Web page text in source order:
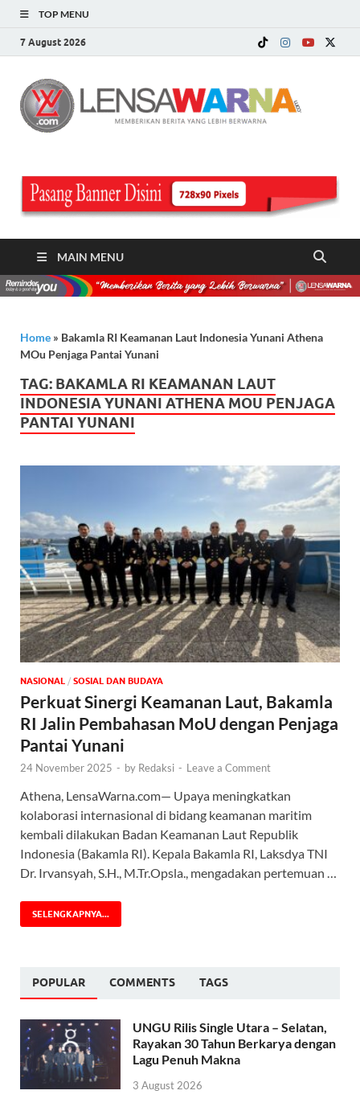
TOP MENU
7 August 2026
MAIN MENU
Home » Bakamla RI Keamanan Laut Indonesia Yunani Athena
MOu Penjaga Pantai Yunani
TAG: BAKAMLA RI KEAMANAN LAUT
INDONESIA YUNANI ATHENA MOU PENJAGA
PANTAI YUNANI
NASIONAL / SOSIAL DAN BUDAYA
Perkuat Sinergi Keamanan Laut, Bakamla
RI Jalin Pembahasan MoU dengan Penjaga
Pantai Yunani
24 November 2025 - by Redaksi - Leave a Comment
Athena, LensaWarna.com— Upaya meningkatkan
kolaborasi internasional di bidang keamanan maritim
kembali dilakukan Badan Keamanan Laut Republik
Indonesia (Bakamla RI). Kepala Bakamla RI, Laksdya TNI
Dr. Irvansyah, S.H., M.Tr.Opsla., mengadakan pertemuan …
SELENGKAPNYA...
POPULAR COMMENTS TAGS
UNGU Rilis Single Utara – Selatan,
Rayakan 30 Tahun Berkarya dengan
Lagu Penuh Makna
3 August 2026